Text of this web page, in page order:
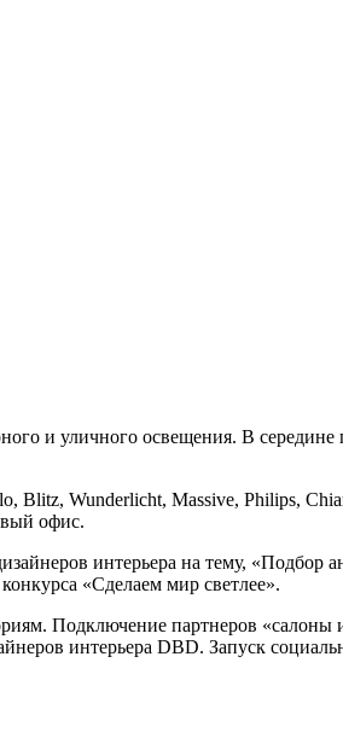
и уличного освещения. В
Blitz, Wunderlicht, Massive, Philips,
офис.
интерьера на тему, «Подбор
«Сделаем мир светлее».
Подключение партнеров «салоны
интерьера DBD. Запуск